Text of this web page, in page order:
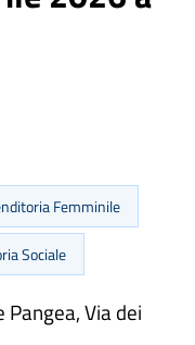
Femminile
Sociale
Via dei